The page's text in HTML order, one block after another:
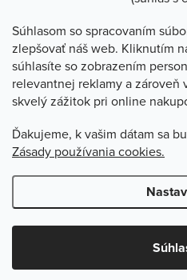
Súhlasom so spracovaním
zlepšovať náš web. Kliknutím
súhlasíte so zobrazením
relevantnej reklamy a zároveň
skvelý zážitok pri online
Ďakujeme, k vašim dátam sa
Zásady používania cookies.
O Stevula
Poradňa
Copyright 2026Stevula.sk.